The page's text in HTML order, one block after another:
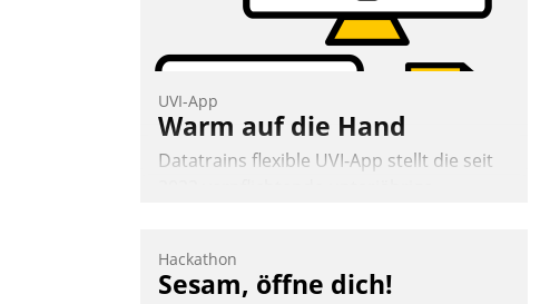
UVI-App
Warm auf die Hand
Datatrains flexible UVI-App stellt die seit
Die monatlichen Mitteilungen zum
Heizungs- und Wasserverbrauch gehen
Hackathon
Sesam, öffne dich!